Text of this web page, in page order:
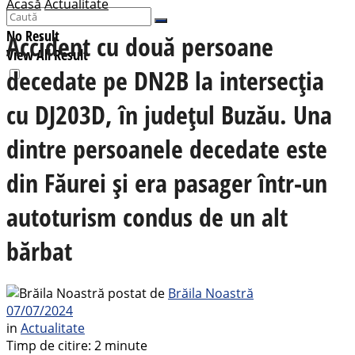
No Result
View All Result
AcasăActualitate
Accident cu două persoane
decedate pe DN2B la intersecția
cu DJ203D, în județul Buzău. Una
dintre persoanele decedate este
din Făurei și era pasager într-un
autoturism condus de un alt
bărbat
postat de Brăila Noastră
07/07/2024
in Actualitate
Timp de citire: 2 minute